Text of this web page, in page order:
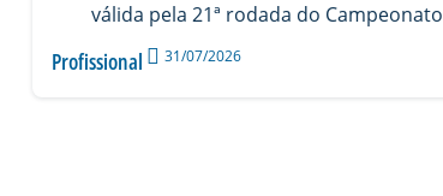
válida pela 21ª rodada do Campeonato
Profissional 31/07/2026